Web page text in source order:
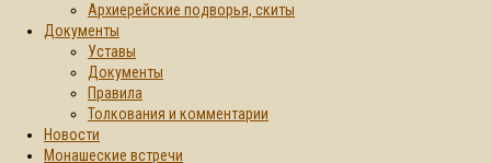
Архиерейские подворья, скиты
Документы
Уставы
Документы
Правила
Толкования и комментарии
Новости
Монашеские встречи